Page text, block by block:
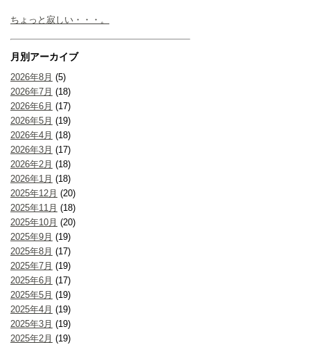
ちょっと寂しい・・・。
月別アーカイブ
2026年8月 (5)
2026年7月 (18)
2026年6月 (17)
2026年5月 (19)
2026年4月 (18)
2026年3月 (17)
2026年2月 (18)
2026年1月 (18)
2025年12月 (20)
2025年11月 (18)
2025年10月 (20)
2025年9月 (19)
2025年8月 (17)
2025年7月 (19)
2025年6月 (17)
2025年5月 (19)
2025年4月 (19)
2025年3月 (19)
2025年2月 (19)